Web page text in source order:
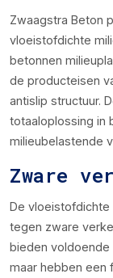
Zwaagstra Beton
vloeistofdichte
betonnen
de producteisen
antislip structuur.
totaaloplossing in
milieubelastende
Zware
De vloeistofdichte
tegen zware
bieden voldoende
maar hebben een